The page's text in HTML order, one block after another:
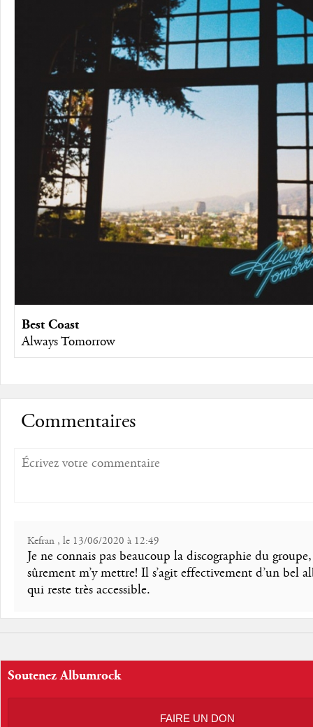
Best Coast
Always Tomorrow
Commentaires
Kefran , le 13/06/2020 à 12:49
Je ne connais pas beaucoup la discographie du
sûrement m’y mettre! Il s’agit effectivement d’un bel
qui reste très accessible.
Soutenez Albumrock
FAIRE UN DON